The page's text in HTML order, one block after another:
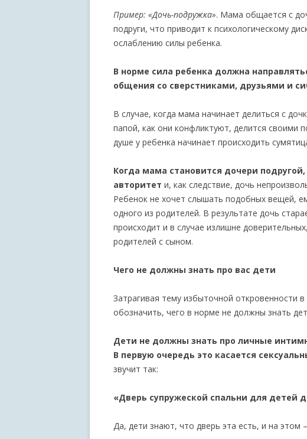
Пример: «Дочь-подружка». Мама общается с
подруги, что приводит к психологическому
ослаблению силы ребенка.
В норме сила ребенка должна
общения со сверстниками, друзьями и
В случае, когда мама начинает делиться с
папой, как они конфликтуют, делится своими
душе у ребенка начинает происходить
Когда мама становится дочери
авторитет и, как следствие, дочь
Ребенок не хочет слышать подобных вещей,
одного из родителей. В результате дочь
происходит и в случае излишне
родителей с сыном.
Чего не должны знать про вас дети
Затрагивая тему избыточной откровенности
обозначить, чего в норме не должны знать
Дети не должны знать про личные
В первую очередь это касается
звучит так:
«Дверь супружеской спальни для детей
Да, дети знают, что дверь эта есть, и на этом